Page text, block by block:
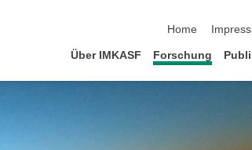
Home
Über IMKASF Forschung